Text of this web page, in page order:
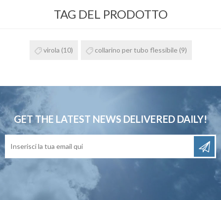
TAG DEL PRODOTTO
virola (10) collarino per tubo flessibile (9)
GET THE LATEST NEWS DELIVERED DAILY!